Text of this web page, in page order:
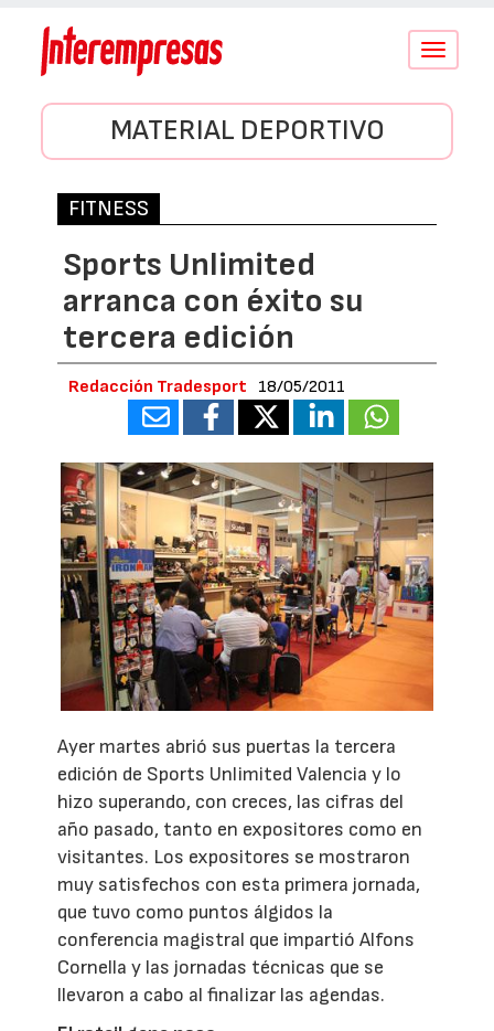
Conmutar
MATERIAL DEPORTIVO
FITNESS
Sports Unlimited
arranca con éxito su
tercera edición
Redacción Tradesport 18/05/2011
Ayer martes abrió sus puertas la tercera
edición de Sports Unlimited Valencia y lo
hizo superando, con creces, las cifras del
año pasado, tanto en expositores como en
visitantes. Los expositores se mostraron
muy satisfechos con esta primera jornada,
que tuvo como puntos álgidos la
conferencia magistral que impartió Alfons
Cornella y las jornadas técnicas que se
llevaron a cabo al finalizar las agendas.